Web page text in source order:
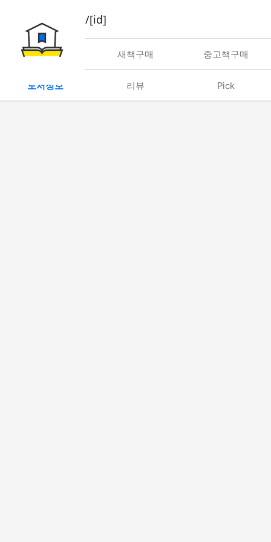
book/rent/[id]
대여 새책구매 중고책구매
도서정보 리뷰 Pick